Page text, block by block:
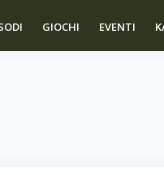
GIOCHI EVENTI